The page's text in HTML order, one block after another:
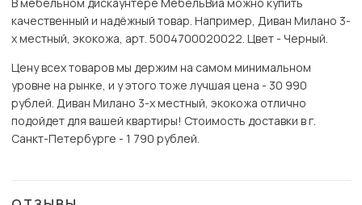
качественный и надёжный товар. Например, Диван Милано 3-
х местный, экокожа, арт. 5004700020022. Цвет - Черный.
Цену всех товаров мы держим на самом минимальном
уровне на рынке, и у этого тоже лучшая цена - 30 990
рублей. Диван Милано 3-х местный, экокожа отлично
подойдет для вашей квартиры! Стоимость доставки в г.
Санкт-Петербурге - 1 790 рублей.